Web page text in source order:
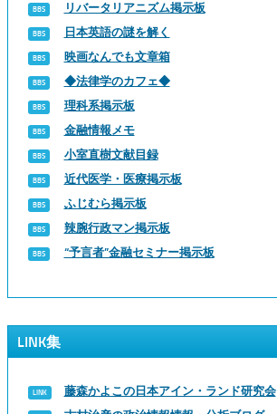
リバータリアニズム掲示板
日本英語の謎を解く
映画なんでも文章箱
◆法律学のカフェ◆
理科系掲示板
金融情報メモ
小室直樹文献目録
近代医学・医療掲示板
ふじむら掲示板
辣腕行政マン掲示板
“予言者”金融セミナー掲示板
LINK集
藤森かよこの日本アイン・ランド研究会